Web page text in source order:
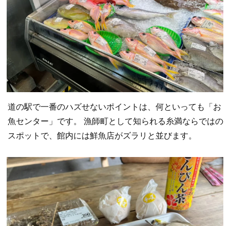
道の駅で一番のハズせないポイントは、何といっても「お
魚センター」です。 漁師町として知られる糸満ならではの
スポットで、館内には鮮魚店がズラリと並びます。